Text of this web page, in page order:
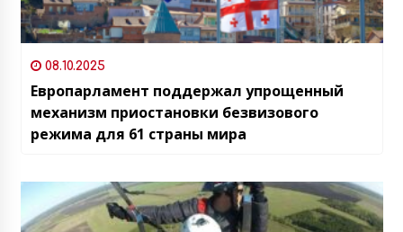
08.10.2025
Европарламент поддержал упрощенный
механизм приостановки безвизового
режима для 61 страны мира